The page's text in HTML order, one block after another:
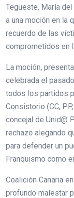
Tegueste, María
a una moción en la
recuerdo de las
comprometidos en
La moción,
celebrada el
todos los partidos
Consistorio (CC,
concejal de Unid@
rechazo alegando
para defender un
Franquismo como
Coalición Canaria
profundo malestar